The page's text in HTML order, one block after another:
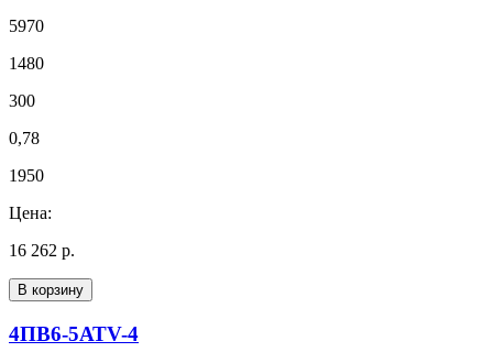
5970
1480
300
0,78
1950
Цена:
16 262 р.
В корзину
4ПВ6-5АТV-4